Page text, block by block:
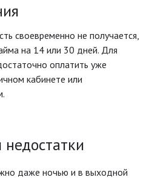
своевременно не получается,
на 14 или 30 дней. Для
оплатить уже
кабинете или
даже ночью и в выходной